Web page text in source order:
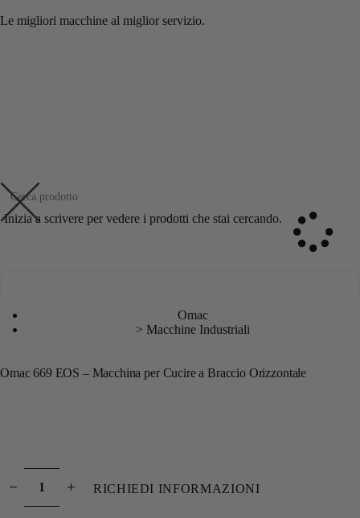
Le migliori macchine al miglior servizio.
Inizia a scrivere per vedere i prodotti che stai cercando.
Omac
> Macchine Industriali
Omac 669 EOS – Macchina per Cucire a Braccio Orizzontale
RICHIEDI INFORMAZIONI